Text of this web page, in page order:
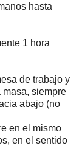
hasta
1 hora
de trabajo y
siempre
abajo (no
en el mismo
en el sentido